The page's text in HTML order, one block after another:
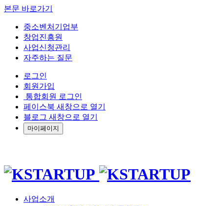
본문 바로가기
중소벤처기업부
창업진흥원
사업신청관리
자주하는 질문
로그인
회원가입
통합회원 로그인
페이스북 새창으로 열기
블로그 새창으로 열기
마이페이지
사업소개